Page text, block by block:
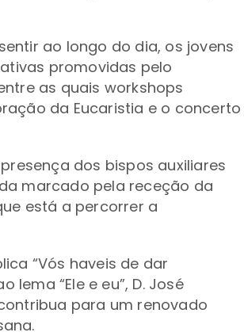
ao longo do dia, os jovens
promovidas pelo
as quais workshops
da Eucaristia e o concerto
dos bispos auxiliares
marcado pela receção da
está a percorrer a
“Vós haveis de dar
“Ele e eu”, D. José
para um renovado